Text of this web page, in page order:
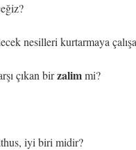
nesilleri kurtarmaya
çıkan birzalimmi?
iyi biri midir?